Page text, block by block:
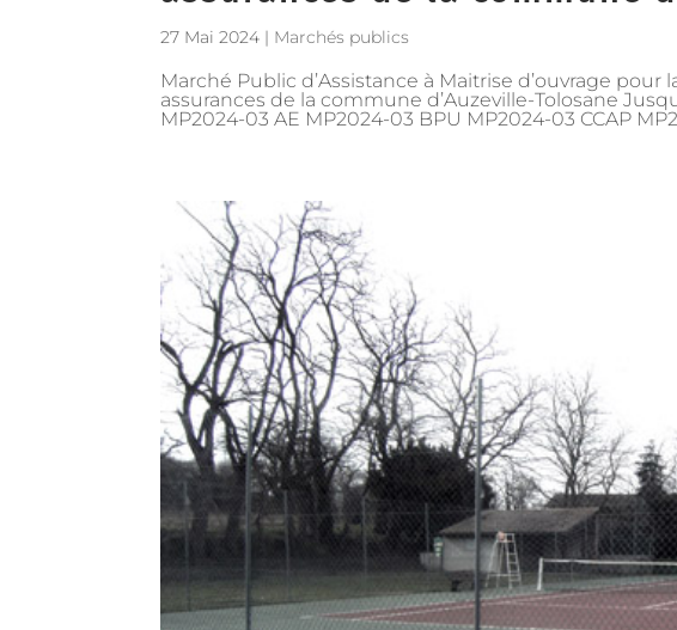
27 Mai 2024 | Marchés publics
Marché Public d’Assistance à Maitrise d’ouvrage
assurances de la commune d’Auzeville-Tolosane
MP2024-03 AE MP2024-03 BPU MP2024-03 CCAP